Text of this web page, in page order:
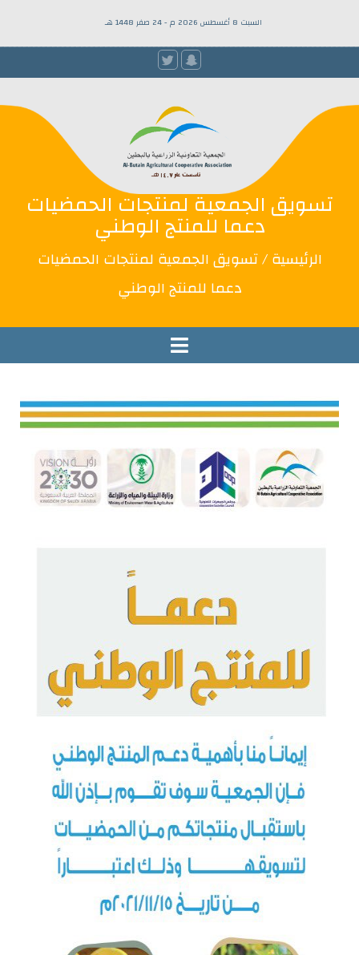
السبت 8 أغسطس 2026 م - 24 صفر 1448 هـ
تسويق الجمعية لمنتجات الحمضيات
دعما للمنتج الوطني
الرئيسية/ تسويق الجمعية لمنتجات الحمضيات
دعما للمنتج الوطني